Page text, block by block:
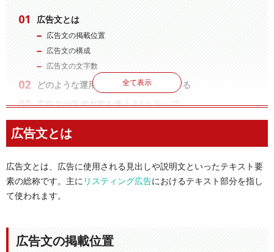
広告文とは
広告文の掲載位置
広告文の構成
広告文の文字数
どのような運用レバーなのかを理解する
広告文の訴求内容を考える6ステップ
ステップ1．ゴールを決める
ステップ2．ターゲットを深ぼる
ステップ4．競合と比較する
ステップ５．訴求軸を決める
ステップ６．LPとの一貫性を確認する
レスポンシブ検索広告を意識して、訴求の重複を避ける
広告見出し（タイトル）にキーワードを含める
全て表示
広告文とは
広告文とは、広告に使用される見出しや説明文といったテキスト要
素の総称です。主に リスティング広告におけるテキスト部分を指し
て使われます。
広告文の掲載位置